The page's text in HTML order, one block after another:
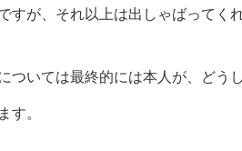
が、それ以上は出しゃばってくれ
ついては最終的には本人が、どう
す。